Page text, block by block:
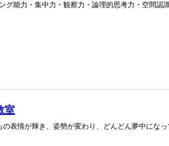
グ能力・集中力・観察力・論理的思考力・空間認
室
表情が輝き、姿勢が変わり、どんどん夢中になっ